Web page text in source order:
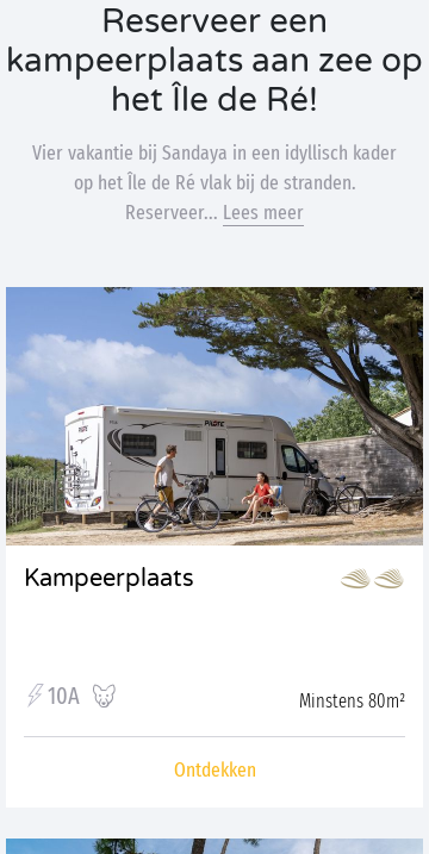
Reserveer een
kampeerplaats aan zee op
het Île de Ré!
Vier vakantie bij Sandaya in een idyllisch kader
op het Île de Ré vlak bij de stranden.
Reserveer... Lees meer
Kampeerplaats
10A Minstens 80m²
Ontdekken